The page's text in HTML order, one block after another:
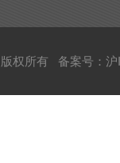
版权所有 备案号：